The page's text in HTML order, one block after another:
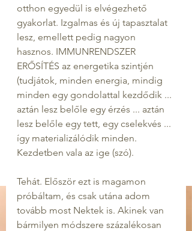
otthon egyedül is elvégezhető
gyakorlat. Izgalmas és új tapasztalat
lesz, emellett pedig nagyon
hasznos. IMMUNRENDSZER
ERŐSÍTÉS az energetika szintjén
(tudjátok, minden energia, mindig
minden egy gondolattal kezdődik ...
aztán lesz belőle egy érzés ... aztán
lesz belőle egy tett, egy cselekvés ...
így materializálódik minden.
Kezdetben vala az ige (szó).
Tehát. Először ezt is magamon
próbáltam, és csak utána adom
tovább most Nektek is. Akinek van
bármilyen módszere százalékosan